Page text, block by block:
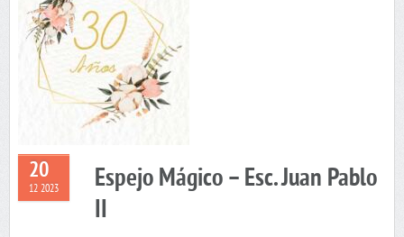
20
12 2023
Espejo Mágico – Esc. Juan Pablo
II